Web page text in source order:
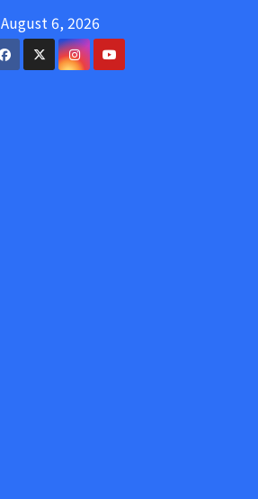
August 6, 2026